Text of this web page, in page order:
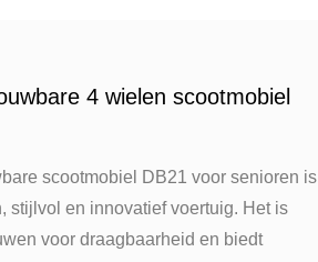
4 wielen scootmobiel
scootmobiel DB21 voor senioren is
stijlvol en innovatief voertuig. Het is
voor draagbaarheid en biedt